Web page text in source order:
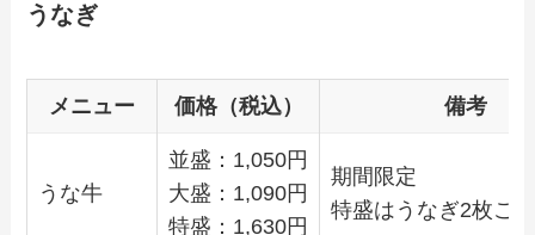
うなぎ
メニュー 価格（税込） 備考
うな牛
並盛：1,050円
大盛：1,090円
特盛： 1,630円
期間限定
特盛はうなぎ2枚ご